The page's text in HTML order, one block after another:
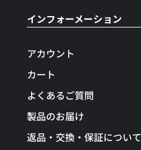
インフォーメーション
アカウント
カート
よくあるご質問
製品のお届け
返品・交換・保証について